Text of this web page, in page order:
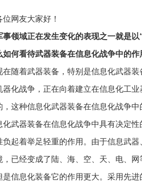
位网友大家好！
事领域正在发生变化的表现之一就是
如何看待武器装备在信息化战争中的作
在随着武器装备，特别是信息化武器
器化战争，正在向着建立在信息化工
，这种信息化武器装备在信息化战争
化武器装备在信息化战争中具有决定
负起着举足轻重的作用。由于信息武
，已经变成了陆、海、空、天、电、
是信息化装备它的作用更大。采用先